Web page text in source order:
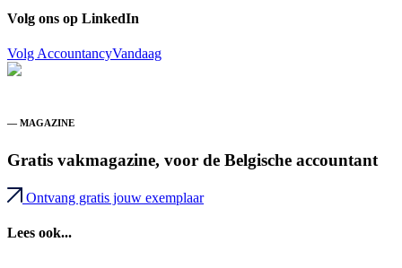
Volg ons op LinkedIn
Volg AccountancyVandaag
— MAGAZINE
Gratis vakmagazine, voor de Belgische accountant
Ontvang gratis jouw exemplaar
Lees ook...